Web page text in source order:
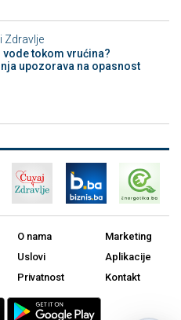
Zdravlje
tokom vrućina?
upozorava na opasnost
O nama
Uslovi
Privatnost
Marketing
Aplikacije
Kontakt